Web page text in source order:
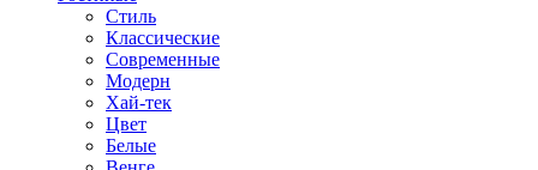
Стиль
Классические
Современные
Модерн
Хай-тек
Цвет
Белые